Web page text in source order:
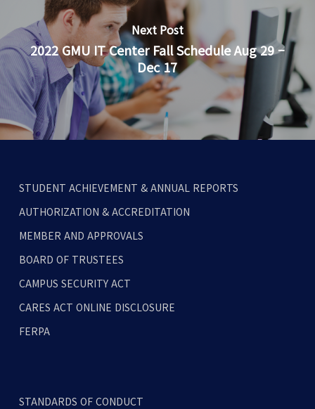
Next Post
2022 GMU IT Center Fall Schedule Aug 29 –
Dec 17
STUDENT ACHIEVEMENT & ANNUAL REPORTS
AUTHORIZATION & ACCREDITATION
MEMBER AND APPROVALS
BOARD OF TRUSTEES
CAMPUS SECURITY ACT
CARES ACT ONLINE DISCLOSURE
FERPA
STANDARDS OF CONDUCT